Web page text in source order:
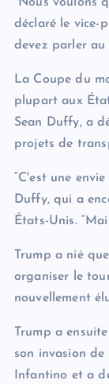
déclaré le vice-
devez parler au
La Coupe du
plupart aux
Sean Duffy, a
projets de
“C'est une
Duffy, qui a
États-Unis.
Trump a nié
organiser le
nouvellement
Trump a
son invasion
Infantino et a